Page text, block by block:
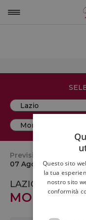
LA
Previsioni del tempo
07 Agosto ore 11:00
LAZIO
Questo sito
la tua
nostro sito
conformità